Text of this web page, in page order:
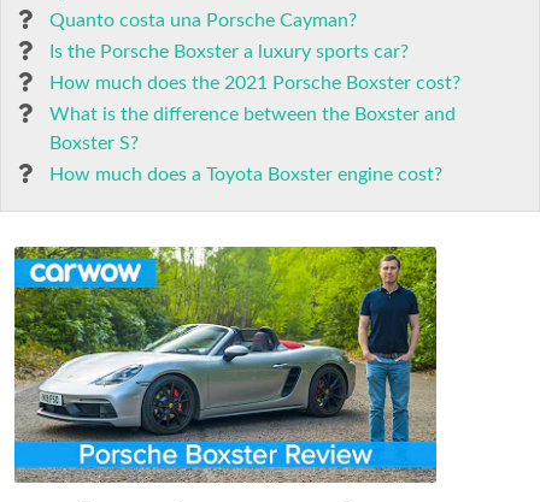
Quanto costa una Porsche Cayman?
Is the Porsche Boxster a luxury sports car?
How much does the 2021 Porsche Boxster cost?
What is the difference between the Boxster and
Boxster S?
How much does a Toyota Boxster engine cost?